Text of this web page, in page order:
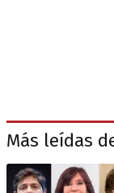
Más leídas